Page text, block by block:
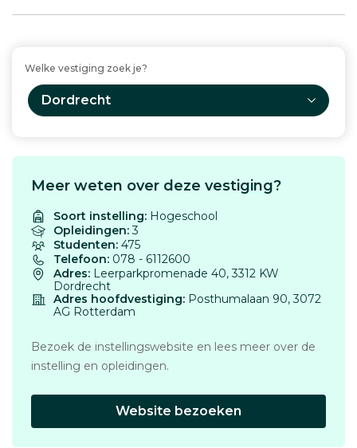
Welke vestiging zoek je?
Dordrecht
Meer weten over deze vestiging?
Soort instelling: Hogeschool
Opleidingen: 3
Studenten: 475
Telefoon: 078 - 6112600
Adres: Leerparkpromenade 40, 3312 KW
Dordrecht
Adres hoofdvestiging: Posthumalaan 90, 3072
AG Rotterdam
Bezoek de instellingswebsite en lees meer over de
instelling en opleidingen.
Website bezoeken